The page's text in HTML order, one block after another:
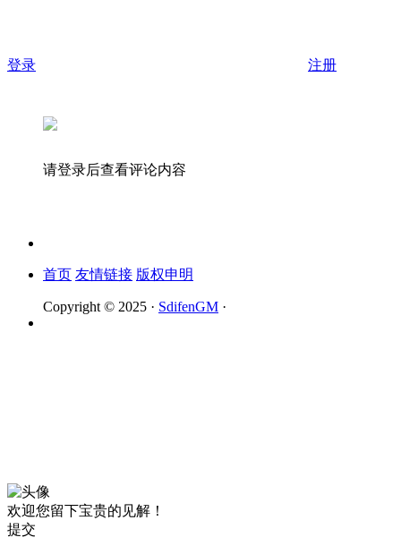
登录 注册
请登录后查看评论内容
首页 友情链接 版权申明
Copyright © 2025 · SdifenGM ·
欢迎您留下宝贵的见解！
提交